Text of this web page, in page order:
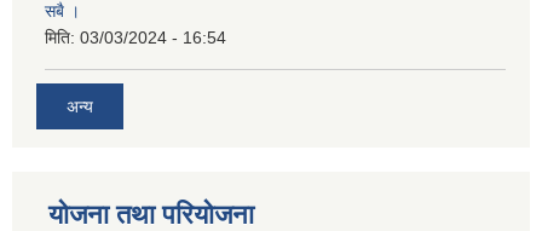
सबै ।
मिति: 03/03/2024 - 16:54
अन्य
योजना तथा परियोजना